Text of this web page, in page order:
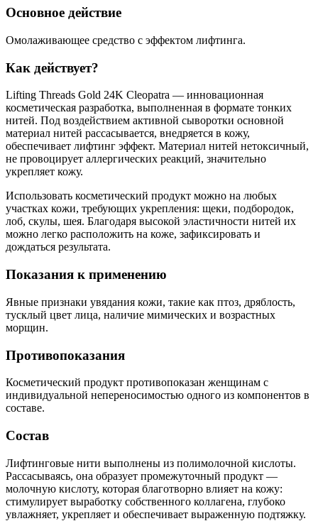
Основное действие
Омолаживающее средство с эффектом лифтинга.
Как действует?
Lifting Threads Gold 24K Cleopatra — инновационная
косметическая разработка, выполненная в формате тонких
нитей. Под воздействием активной сыворотки основной
материал нитей рассасывается, внедряется в кожу,
обеспечивает лифтинг эффект. Материал нитей нетоксичный,
не провоцирует аллергических реакций, значительно
укрепляет кожу.
Использовать косметический продукт можно на любых
участках кожи, требующих укрепления: щеки, подбородок,
лоб, скулы, шея. Благодаря высокой эластичности нитей их
можно легко расположить на коже, зафиксировать и
дождаться результата.
Показания к применению
Явные признаки увядания кожи, такие как птоз, дряблость,
тусклый цвет лица, наличие мимических и возрастных
морщин.
Противопоказания
Косметический продукт противопоказан женщинам с
индивидуальной непереносимостью одного из компонентов в
составе.
Состав
Лифтинговые нити выполнены из полимолочной кислоты.
Рассасываясь, она образует промежуточный продукт —
молочную кислоту, которая благотворно влияет на кожу:
стимулирует выработку собственного коллагена, глубоко
увлажняет, укрепляет и обеспечивает выраженную подтяжку.